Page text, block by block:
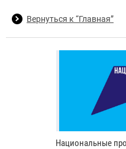
Вернуться к “Главная”
Национальные